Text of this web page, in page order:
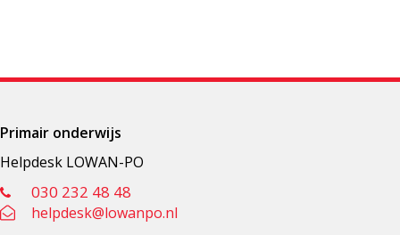
Primair onderwijs
Helpdesk LOWAN-PO
030 232 48 48
helpdesk@lowanpo.nl